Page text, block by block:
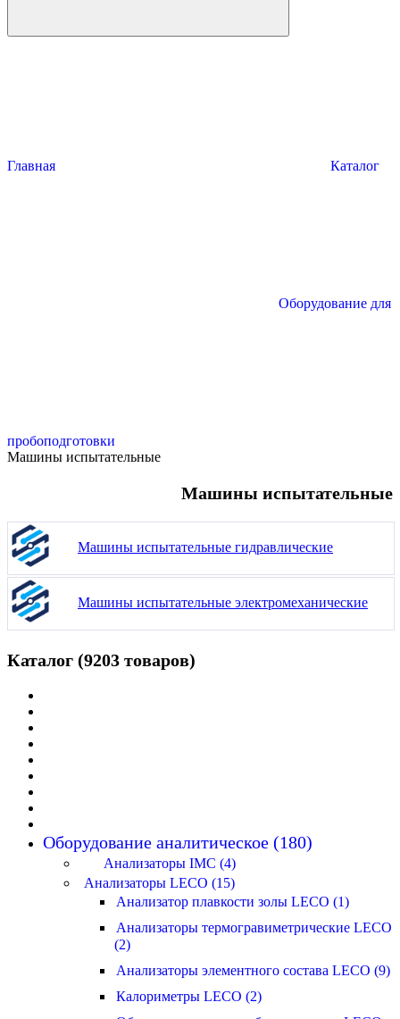
Главная Каталог
Оборудование для
пробоподготовки
Машины испытательные
Машины испытательные
Машины испытательные гидравлические
Машины испытательные электромеханические
Каталог (9203 товаров)
Оборудование аналитическое (180)
Анализаторы IMC (4)
Анализаторы LECO (15)
Анализатор плавкости золы LECO (1)
Анализаторы термогравиметрические LECO
(2)
Анализаторы элементного состава LECO (9)
Калориметры LECO (2)